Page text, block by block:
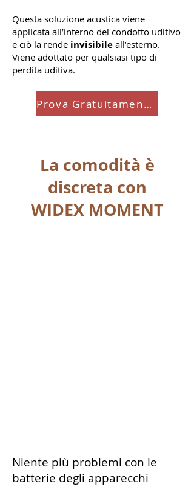
Questa soluzione acustica viene
applicata all’interno del condotto uditivo
e ciò la rende invisibile all’esterno.
Viene adottato per qualsiasi tipo di
perdita uditiva.
Prova Gratuitamente
La comodità è
discreta con
WIDEX MOMENT
Niente più problemi con le
batterie degli apparecchi